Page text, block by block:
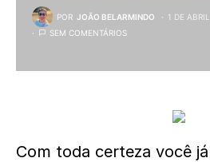
POR JOÃO BELARMINDO 1 DE
SEM COMENTÁRIOS
Com toda certeza você